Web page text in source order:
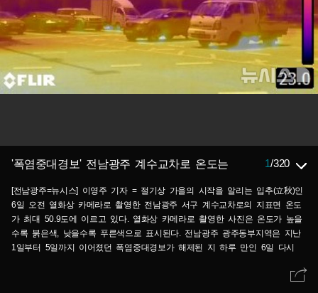
'폭염중대경보' 전남광주 계수교차로 온도는 1/320
[전남광주=뉴시스] 이영주 기자 = 절기상 가을의 시작을 알리는 입추(立秋)인
6일 오전 열화상 카메라로 촬영한 전남광주 서구 계수교차로의 지표면 온도
가 최대 50.9도에 이르고 있다. 열화상 카메라로 촬영한 사진은 온도가 높을
수록 붉은색, 낮을수록 푸른색으로 표시된다. 전남광주 광주동부지역은 지난
1일부터 5일까지 이어졌던 폭염중대경보가 해제된 지 하루 만인 6일 다시